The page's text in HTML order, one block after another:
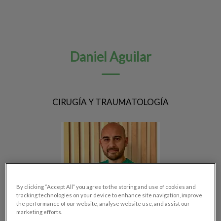
Daniel Aguilar
CIRUGÍA Y TRAUMATOLOGÍA
By clicking “Accept All” you agree to the storing and use of cookies and
tracking technologies on your device to enhance site navigation, improve
the performance of our website, analyse website use, and assist our
marketing efforts.